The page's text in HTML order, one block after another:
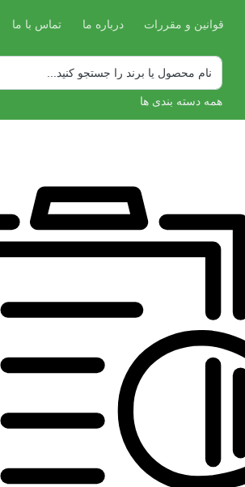
قوانین و مقررات درباره ما تماس با ما
همه دسته بندی ها